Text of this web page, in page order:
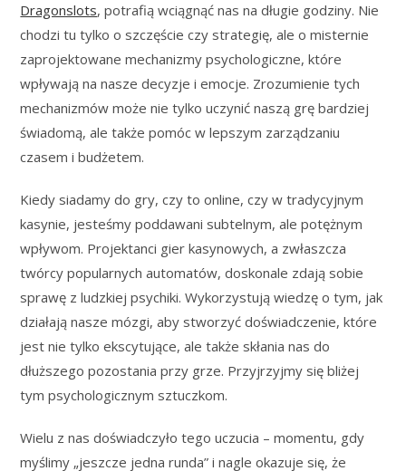
Dragonslots, potrafią wciągnąć nas na długie godziny. Nie
chodzi tu tylko o szczęście czy strategię, ale o misternie
zaprojektowane mechanizmy psychologiczne, które
wpływają na nasze decyzje i emocje. Zrozumienie tych
mechanizmów może nie tylko uczynić naszą grę bardziej
świadomą, ale także pomóc w lepszym zarządzaniu
czasem i budżetem.
Kiedy siadamy do gry, czy to online, czy w tradycyjnym
kasynie, jesteśmy poddawani subtelnym, ale potężnym
wpływom. Projektanci gier kasynowych, a zwłaszcza
twórcy popularnych automatów, doskonale zdają sobie
sprawę z ludzkiej psychiki. Wykorzystują wiedzę o tym, jak
działają nasze mózgi, aby stworzyć doświadczenie, które
jest nie tylko ekscytujące, ale także skłania nas do
dłuższego pozostania przy grze. Przyjrzyjmy się bliżej
tym psychologicznym sztuczkom.
Wielu z nas doświadczyło tego uczucia – momentu, gdy
myślimy „jeszcze jedna runda” i nagle okazuje się, że